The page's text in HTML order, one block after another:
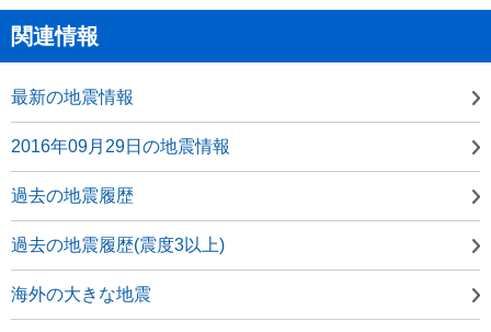
関連情報
最新の地震情報
2016年09月29日の地震情報
過去の地震履歴
過去の地震履歴(震度3以上)
海外の大きな地震